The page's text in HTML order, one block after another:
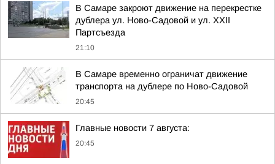
В Самаре закроют движение на перекрестке
дублера ул. Ново-Садовой и ул. XXII
Партсъезда
21:10
В Самаре временно ограничат движение
транспорта на дублере по Ново-Садовой
20:45
Главные новости 7 августа:
20:45